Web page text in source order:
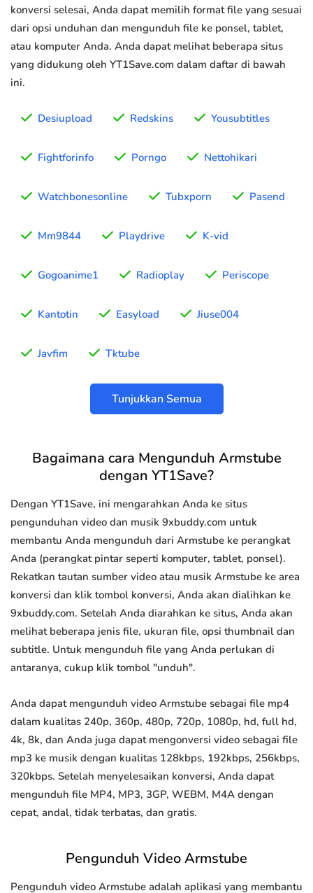
konversi selesai, Anda dapat memilih format file yang sesuai
dari opsi unduhan dan mengunduh file ke ponsel, tablet,
atau komputer Anda. Anda dapat melihat beberapa situs
yang didukung oleh YT1Save.com dalam daftar di bawah
ini.
Desiupload Redskins Yousubtitles
Fightforinfo Porngo Nettohikari
Watchbonesonline Tubxporn Pasend
Mm9844 Playdrive K-vid
Gogoanime1 Radioplay Periscope
Kantotin Easyload Jiuse004
Javfim Tktube
Tunjukkan Semua
Bagaimana cara Mengunduh Armstube
dengan YT1Save?
Dengan YT1Save, ini mengarahkan Anda ke situs
pengunduhan video dan musik 9xbuddy.com untuk
membantu Anda mengunduh dari Armstube ke perangkat
Anda (perangkat pintar seperti komputer, tablet, ponsel).
Rekatkan tautan sumber video atau musik Armstube ke area
konversi dan klik tombol konversi, Anda akan dialihkan ke
9xbuddy.com. Setelah Anda diarahkan ke situs, Anda akan
melihat beberapa jenis file, ukuran file, opsi thumbnail dan
subtitle. Untuk mengunduh file yang Anda perlukan di
antaranya, cukup klik tombol "unduh".
Anda dapat mengunduh video Armstube sebagai file mp4
dalam kualitas 240p, 360p, 480p, 720p, 1080p, hd, full hd,
4k, 8k, dan Anda juga dapat mengonversi video sebagai file
mp3 ke musik dengan kualitas 128kbps, 192kbps, 256kbps,
320kbps. Setelah menyelesaikan konversi, Anda dapat
mengunduh file MP4, MP3, 3GP, WEBM, M4A dengan
cepat, andal, tidak terbatas, dan gratis.
Pengunduh Video Armstube
Pengunduh video Armstube adalah aplikasi yang membantu